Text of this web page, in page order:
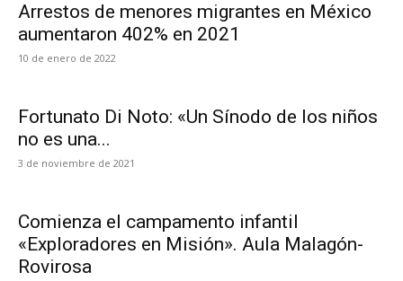
Arrestos de menores migrantes en México
aumentaron 402% en 2021
10 de enero de 2022
Fortunato Di Noto: «Un Sínodo de los niños
no es una...
3 de noviembre de 2021
Comienza el campamento infantil
«Exploradores en Misión». Aula Malagón-
Rovirosa